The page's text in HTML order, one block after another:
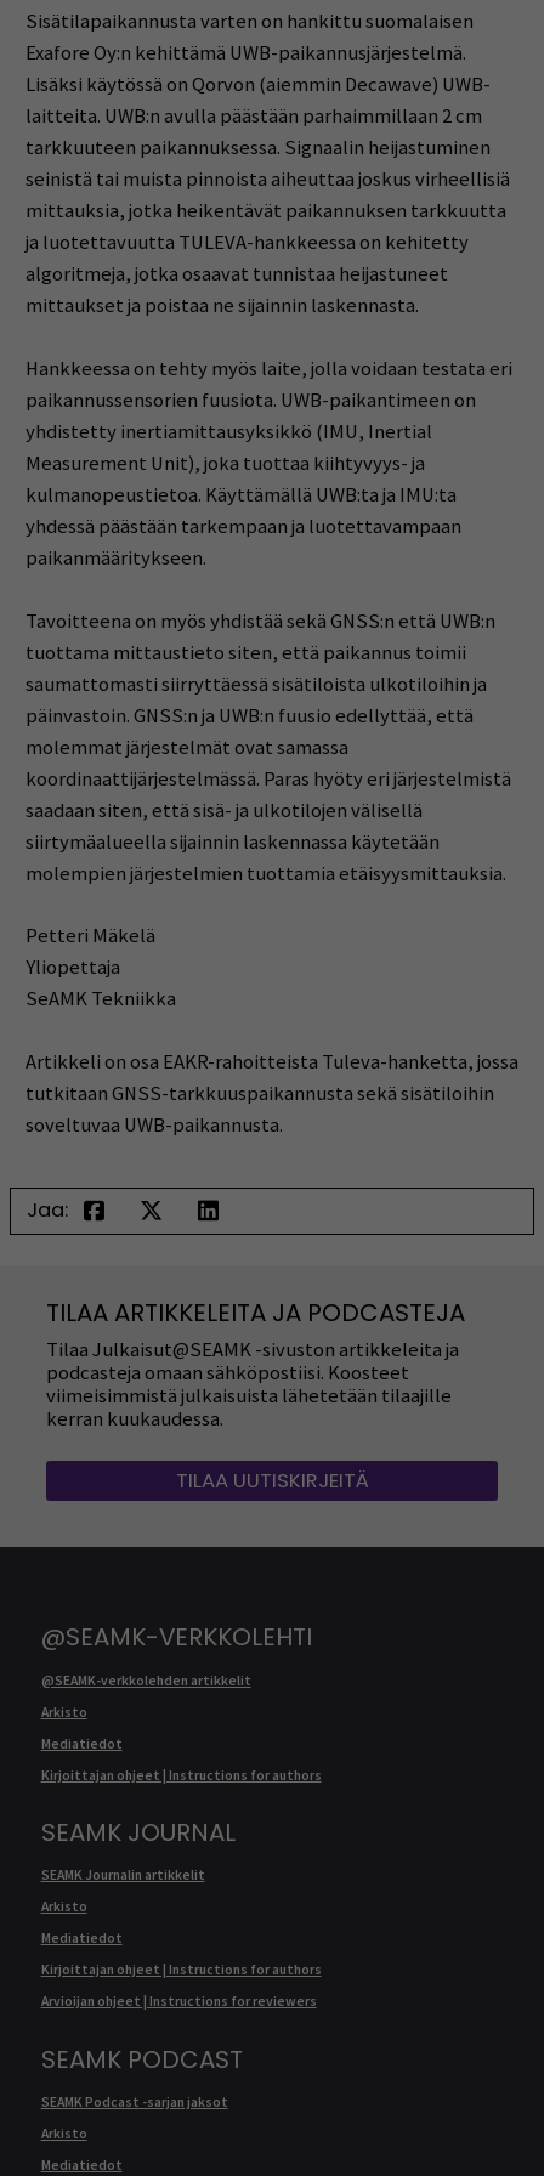
Sisätilapaikannusta varten on hankittu suomalaisen
Exafore Oy:n kehittämä UWB-paikannusjärjestelmä.
Lisäksi käytössä on Qorvon (aiemmin Decawave) UWB-
laitteita. UWB:n avulla päästään parhaimmillaan 2 cm
tarkkuuteen paikannuksessa. Signaalin heijastuminen
seinistä tai muista pinnoista aiheuttaa joskus virheellisiä
mittauksia, jotka heikentävät paikannuksen tarkkuutta
ja luotettavuutta TULEVA-hankkeessa on kehitetty
algoritmeja, jotka osaavat tunnistaa heijastuneet
mittaukset ja poistaa ne sijainnin laskennasta.
Hankkeessa on tehty myös laite, jolla voidaan testata eri
paikannussensorien fuusiota. UWB-paikantimeen on
yhdistetty inertiamittausyksikkö (IMU, Inertial
Measurement Unit), joka tuottaa kiihtyvyys- ja
kulmanopeustietoa. Käyttämällä UWB:ta ja IMU:ta
yhdessä päästään tarkempaan ja luotettavampaan
paikanmääritykseen.
Tavoitteena on myös yhdistää sekä GNSS:n että UWB:n
tuottama mittaustieto siten, että paikannus toimii
saumattomasti siirryttäessä sisätiloista ulkotiloihin ja
päinvastoin. GNSS:n ja UWB:n fuusio edellyttää, että
molemmat järjestelmät ovat samassa
koordinaattijärjestelmässä. Paras hyöty eri järjestelmistä
saadaan siten, että sisä- ja ulkotilojen välisellä
siirtymäalueella sijainnin laskennassa käytetään
molempien järjestelmien tuottamia etäisyysmittauksia.
Petteri Mäkelä
Yliopettaja
SeAMK Tekniikka
Artikkeli on osa EAKR-rahoitteista Tuleva-hanketta, jossa
tutkitaan GNSS-tarkkuuspaikannusta sekä sisätiloihin
soveltuvaa UWB-paikannusta.
Jaa:
TILAA ARTIKKELEITA JA PODCASTEJA
Tilaa Julkaisut@SEAMK -sivuston artikkeleita ja
podcasteja omaan sähköpostiisi. Koosteet
viimeisimmistä julkaisuista lähetetään tilaajille
kerran kuukaudessa.
TILAA UUTISKIRJEITÄ
@SEAMK-VERKKOLEHTI
@SEAMK-verkkolehden artikkelit
Arkisto
Mediatiedot
Kirjoittajan ohjeet | Instructions for authors
SEAMK JOURNAL
SEAMK Journalin artikkelit
Arkisto
Mediatiedot
Kirjoittajan ohjeet | Instructions for authors
Arvioijan ohjeet | Instructions for reviewers
SEAMK PODCAST
SEAMK Podcast -sarjan jaksot
Arkisto
Mediatiedot